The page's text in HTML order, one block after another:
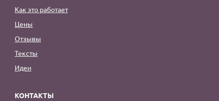
Как это работает
Цены
Отзывы
Тексты
Идеи
КОНТАКТЫ